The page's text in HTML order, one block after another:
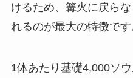
けるため、篝火に戻ら
れるのが最大の特徴です
1体あたり基礎4,000ソ